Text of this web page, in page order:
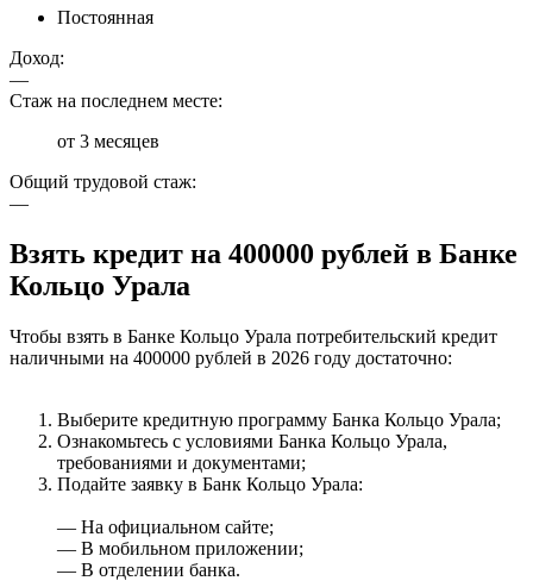
Постоянная
Доход:
—
Стаж на последнем месте:
от 3 месяцев
Общий трудовой стаж:
—
Взять кредит на 400000 рублей в Банке
Кольцо Урала
Чтобы взять в Банке Кольцо Урала потребительский кредит
наличными на 400000 рублей в 2026 году достаточно:
Выберите кредитную программу Банка Кольцо Урала;
Ознакомьтесь с условиями Банка Кольцо Урала,
требованиями и документами;
Подайте заявку в Банк Кольцо Урала:
— На официальном сайте;
— В мобильном приложении;
— В отделении банка.